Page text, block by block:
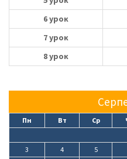
6 урок
7 урок
8 урок
Пн Вт Ср
3
4 5